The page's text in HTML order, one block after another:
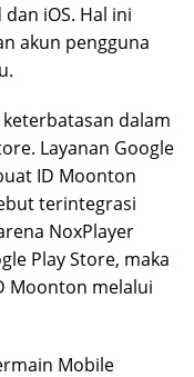
iOS. Hal ini
akun pengguna
dalam
Layanan Google
ID Moonton
terintegrasi
NoxPlayer
Play Store, maka
Moonton melalui
Mobile